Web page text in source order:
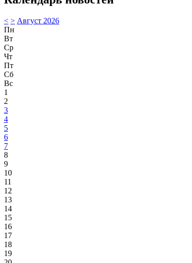
< > Август 2026
Пн
Вт
Ср
Чт
Пт
Сб
Вс
1
2
3
4
5
6
7
8
9
10
11
12
13
14
15
16
17
18
19